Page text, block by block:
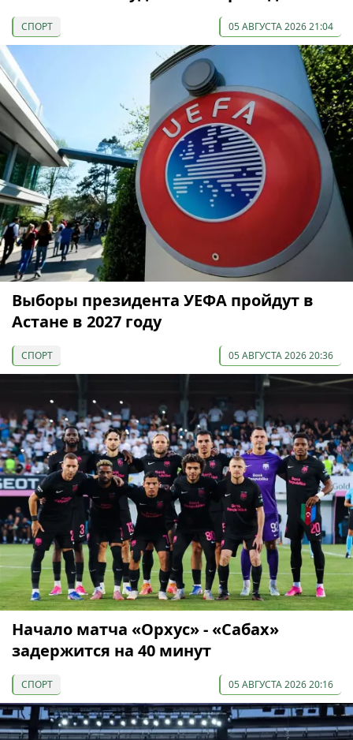
СПОРТ 05 АВГУСТА 2026 21:04
Выборы президента УЕФА пройдут в
Астане в 2027 году
СПОРТ 05 АВГУСТА 2026 20:36
Начало матча «Орхус» - «Сабах»
задержится на 40 минут
СПОРТ 05 АВГУСТА 2026 20:16